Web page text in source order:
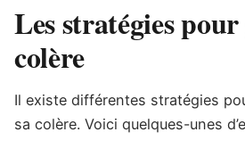
Les stratégies
colère
Il existe différentes stratégies
sa colère. Voici quelques-unes